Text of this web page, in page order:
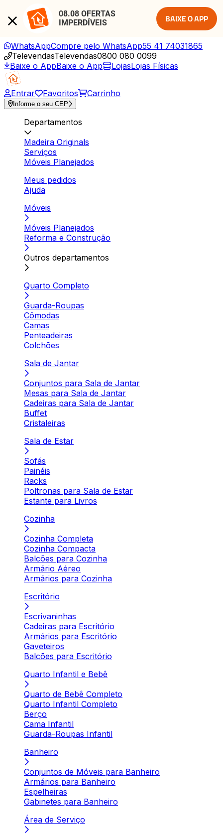
08.08 OFERTAS
IMPERDÍVEIS
BAIXE O APP
WhatsAppCompre pelo WhatsApp55 41 74031865
TelevendasTelevendas0800 080 0099
Baixe o AppBaixe o App LojasLojas Físicas
Entrar Favoritos Carrinho
Informe o seu CEP
Departamentos
Madeira Originals
Serviços
Móveis Planejados
Meus pedidos
Ajuda
Móveis
Móveis Planejados
Reforma e Construção
Outros departamentos
Quarto Completo
Guarda-Roupas
Cômodas
Camas
Penteadeiras
Colchões
Sala de Jantar
Conjuntos para Sala de Jantar
Mesas para Sala de Jantar
Cadeiras para Sala de Jantar
Buffet
Cristaleiras
Sala de Estar
Sofás
Painéis
Racks
Poltronas para Sala de Estar
Estante para Livros
Cozinha
Cozinha Completa
Cozinha Compacta
Balcões para Cozinha
Armário Aéreo
Armários para Cozinha
Escritório
Escrivaninhas
Cadeiras para Escritório
Armários para Escritório
Gaveteiros
Balcões para Escritório
Quarto Infantil e Bebê
Quarto de Bebê Completo
Quarto Infantil Completo
Berço
Cama Infantil
Guarda-Roupas Infantil
Banheiro
Conjuntos de Móveis para Banheiro
Armários para Banheiro
Espelheiras
Gabinetes para Banheiro
Área de Serviço